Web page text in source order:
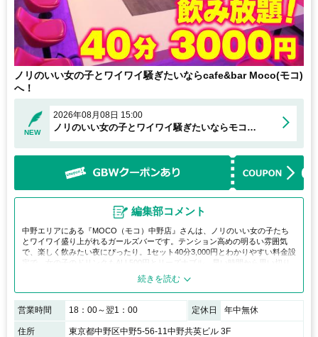
ノリのいい女の子とワイワイ騒ぎたいならcafe&bar Moco(モコ)
へ！
NEW
2026年08月08日 15:00
ノリのいい女の子とワイワイ騒ぎたいならモコへ！
編集部コメント
中野エリアにある『MOCO（モコ）中野店』さんは、ノリのいい女の子たち
とワイワイ盛り上がれるガールズバーです。テンション高めの明るい雰囲気
で、楽しく飲みたい夜にぴったり。1セット40分3,000円とわかりやすい料金設
定で、女の子のドリンクもALL500円とリーズナブル。早い時間から思い切り
盛り上がりたい方におすすめの、活気あふれる人気店です。
営業時間 18：00～翌1：00 定休日 年中無休
住所 東京都中野区中野5-56-11中野共英ビル 3F